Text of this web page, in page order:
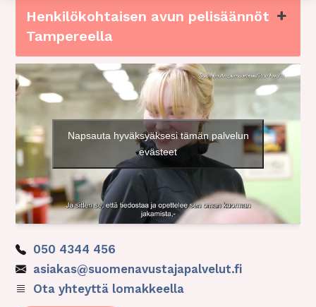
Henkilökohtaisen avun pelisäännöt
Tampereella
Napsauta hyväksyäksesi tämän palvelun
evästeet
050 4344 456
asiakas@suomenavustajapalvelut.fi
Ota yhteyttä lomakkeella